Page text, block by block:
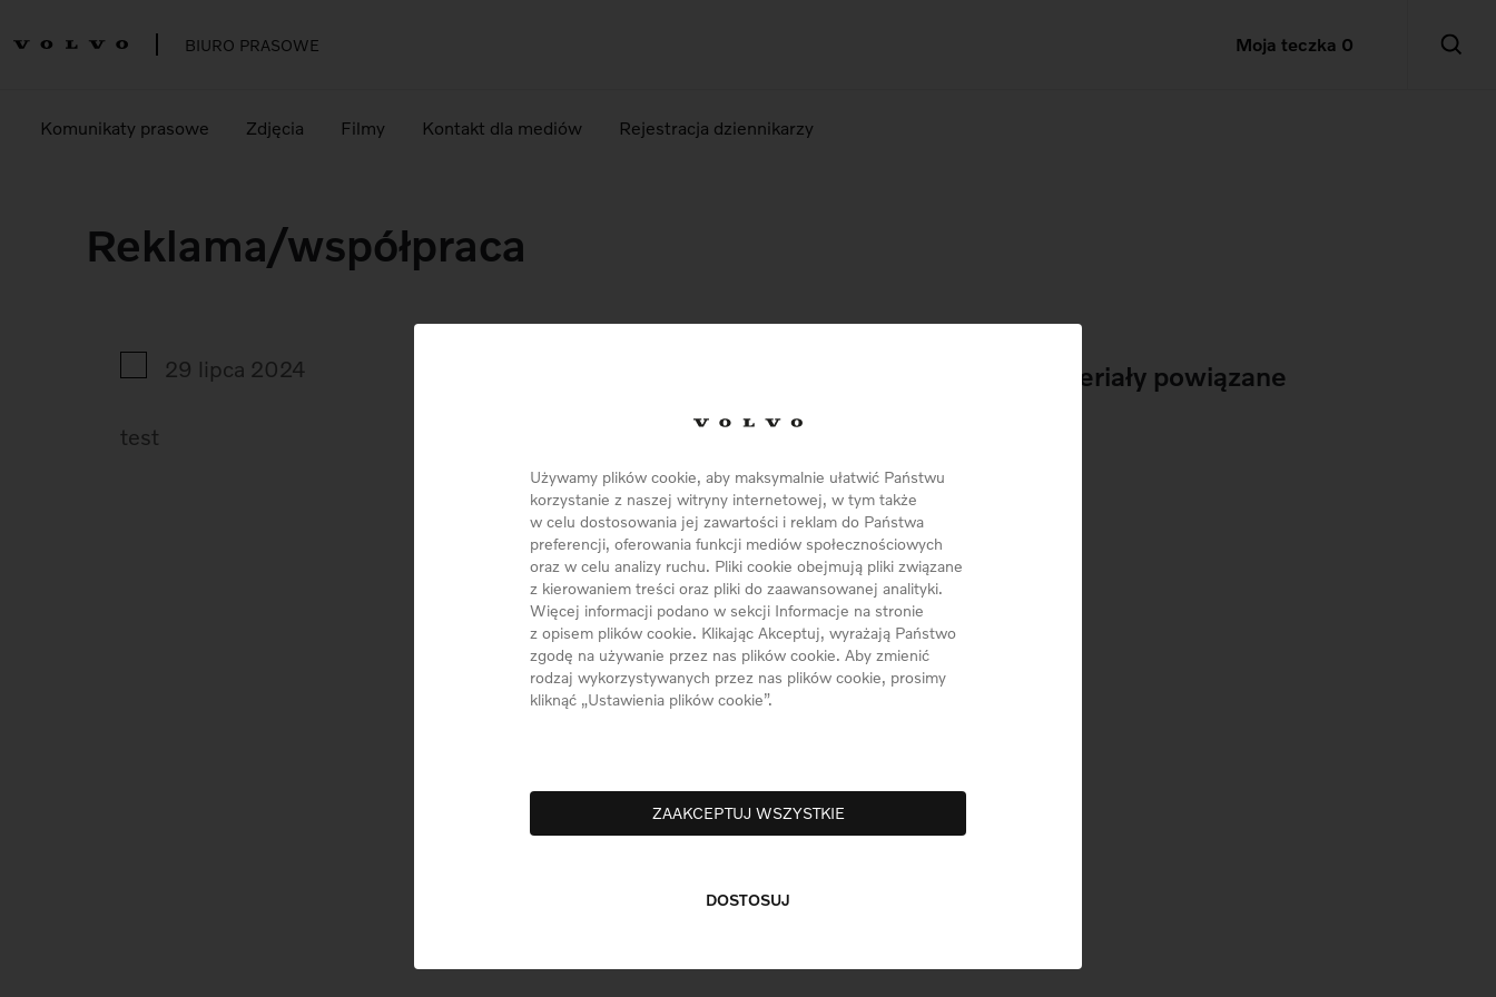
Używamy plików cookie, aby maksymalnie ułatwić Państwu
korzystanie z naszej witryny internetowej, w tym także
w celu dostosowania jej zawartości i reklam do Państwa
preferencji, oferowania funkcji mediów społecznościowych
oraz w celu analizy ruchu. Pliki cookie obejmują pliki związane
z kierowaniem treści oraz pliki do zaawansowanej analityki.
Więcej informacji podano w sekcji Informacje na stronie
z opisem plików cookie. Klikając Akceptuj, wyrażają Państwo
zgodę na używanie przez nas plików cookie. Aby zmienić
rodzaj wykorzystywanych przez nas plików cookie, prosimy
kliknąć „Ustawienia plików cookie”.
ZAAKCEPTUJ WSZYSTKIE
DOSTOSUJ
BIURO PRASOWE Moja teczka 0
Komunikaty prasowe Zdjęcia Filmy Kontakt dla mediów Rejestracja dziennikarzy
Reklama/współpraca
29 lipca 2024
test
Materiały powiązane